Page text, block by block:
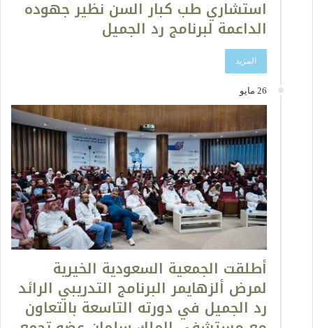
استشاري طب كبار السن نظير جهوده
الداعمة لبرنامج رد الجميل
المزيد
26 مايو
أطلقت الجمعية السعودية الخيرية
لمرض ألزهايمر البرنامج التدريبي الرائد
رد الجميل في دورته التاسعة بالتعاون